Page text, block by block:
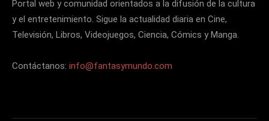
Portal web y comunidad orientados a la difusión de la cultura
y el entretenimiento. Sigue la actualidad diaria en Cine,
Televisión, Libros, Videojuegos, Ciencia, Cómics y Manga.
Contáctanos: info@fantasymundo.com